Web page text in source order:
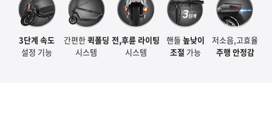
3단계 속도
설정 기능
간편한퀵폴딩
시스템
전,후륜 라이팅
시스템
핸들높낮이
조절 가능
저소음,고효율
주행 안정감